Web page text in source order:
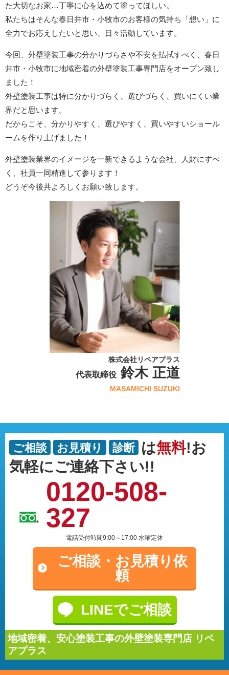
た大切なお家…丁寧に心を込めて塗ってほしい。
私たちはそんな春日井市・小牧市のお客様の気持ち「想い」に
全力でお応えしたいと思い、日々活動しています。
今回、外壁塗装工事の分かりづらさや不安を払拭すべく、春日
井市・小牧市に地域密着の外壁塗装工事専門店をオープン致し
ました！
外壁塗装工事は特に分かりづらく、選びづらく、買いにくい業
界だと思います。
だからこそ、分かりやすく、選びやすく、買いやすいショール
ームを作り上げました！
外壁塗装業界のイメージを一新できるような会社、人財にすべ
く、社員一同精進して参ります！
どうぞ今後共よろしくお願い致します。
株式会社リペアプラス
代表取締役鈴木 正道
MASAMICHI SUZUKI
ご相談 お見積り 診断 は無料!お
気軽にご連絡下さい!!
0120-508-
327
電話受付時間9:00～17:00 水曜定休
ご相談・ お見積り依
頼
LINEでご相談
地域密着、安心塗装工事の外壁塗装専門店 リペ
アプラス